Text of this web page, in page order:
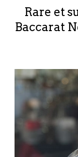
Rare et
Baccarat